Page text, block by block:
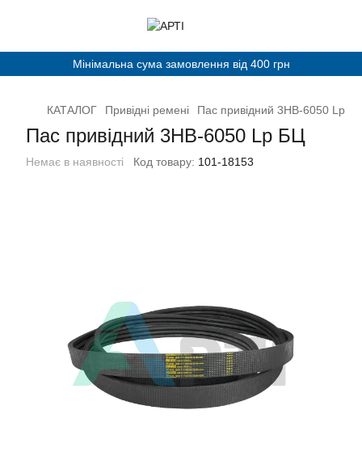
Мінімальна сума замовлення від 400 грн
КАТАЛОГ Привідні ремені Пас привідний 3НВ-6050 Lp
Пас привідний 3НВ-6050 Lp БЦ
Немає в наявності Код товару: 101-18153